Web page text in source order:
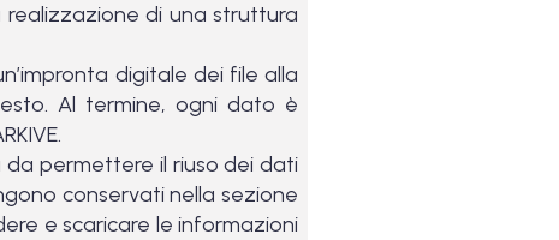
realizzazione di una struttura
digitale dei file alla
Al termine, ogni dato è
da permettere il riuso dei dati
conservati nella sezione
e scaricare le informazioni